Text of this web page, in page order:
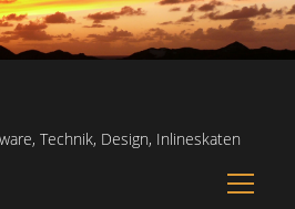
Technik, Design, Inlineskaten
open
menu